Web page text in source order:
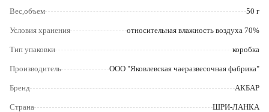
Вес,объем 50 г
Условия хранения относительная влажность воздуха 70%
Тип упаковки коробка
Производитель ООО "Яковлевская чаеразвесочная фабрика"
Бренд АКБАР
Страна ШРИ-ЛАНКА